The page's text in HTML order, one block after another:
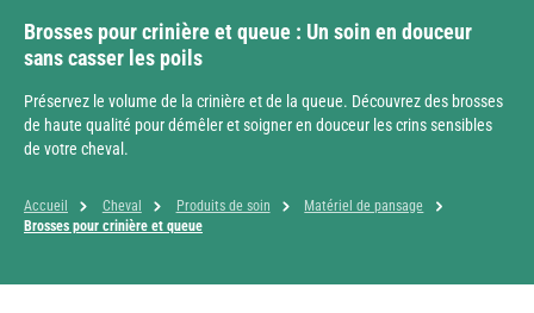
Brosses pour crinière et queue : Un soin en douceur
sans casser les poils
Préservez le volume de la crinière et de la queue. Découvrez des brosses
de haute qualité pour démêler et soigner en douceur les crins sensibles
de votre cheval.
Accueil Cheval Produits de soin
Matériel de pansage
Brosses pour crinière et queue